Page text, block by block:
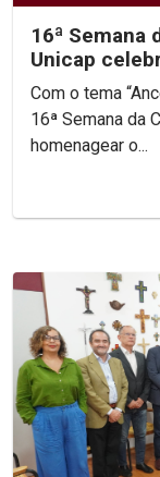
16ª Semana
Unicap
e resistência
Com o tema
16ª Semana da
homenagear o...